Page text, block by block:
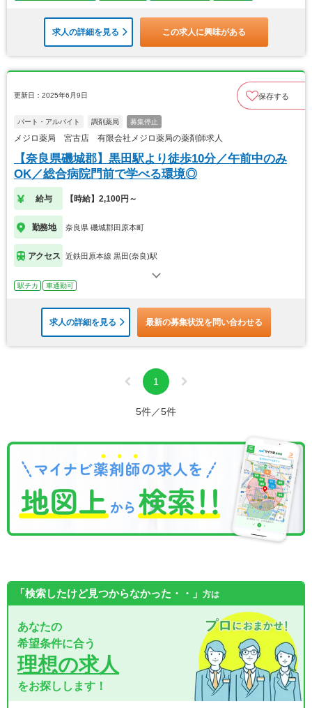
求人の詳細を見る この求人に興味がある
更新日：2025年6月9日 保存する
パート・アルバイト 調剤薬局 募集停止
メジロ薬局 宮古店 有限会社メジロ薬局の薬剤師求人
【奈良県磯城郡】黒田駅より徒歩10分／午前中のみ
OK／総合病院門前で学べる環境◎
給与 【時給】2,100円～
勤務地 奈良県 磯城郡田原本町
アクセス 近鉄田原本線 黒田(奈良)駅
駅チカ 車通勤可
求人の詳細を見る 最新の募集状況を問い合わせる
1
5件／5件
「検索したけど見つからなかった・・」 方は
あなたの
希望条件に合う
理想の求人
をお探しします！